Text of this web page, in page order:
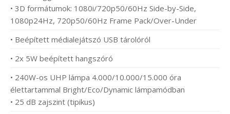
• 3D formátumok: 1080i/720p50/60Hz Side-by-Side,
1080p24Hz, 720p50/60Hz Frame Pack/Over-Under
• Beépített médialejátszó USB tárolóról
• 2x 5W beépített hangszóró
• 240W-os UHP lámpa 4.000/10.000/15.000 óra
élettartammal Bright/Eco/Dynamic lámpamódban
• 25 dB zajszint (tipikus)